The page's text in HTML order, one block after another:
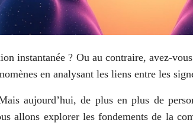
instantanée ? Ou au contraire, avez-
en analysant les liens entre les
aujourd’hui, de plus en plus de
allons explorer les fondements de la